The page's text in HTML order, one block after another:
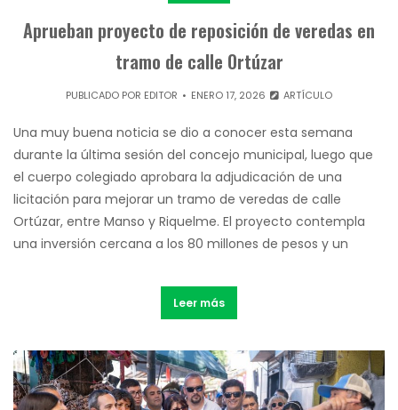
Aprueban proyecto de reposición de veredas en
tramo de calle Ortúzar
PUBLICADO POR EDITOR ENERO 17, 2026 ARTÍCULO
Una muy buena noticia se dio a conocer esta semana
durante la última sesión del concejo municipal, luego que
el cuerpo colegiado aprobara la adjudicación de una
licitación para mejorar un tramo de veredas de calle
Ortúzar, entre Manso y Riquelme. El proyecto contempla
una inversión cercana a los 80 millones de pesos y un
Leer más